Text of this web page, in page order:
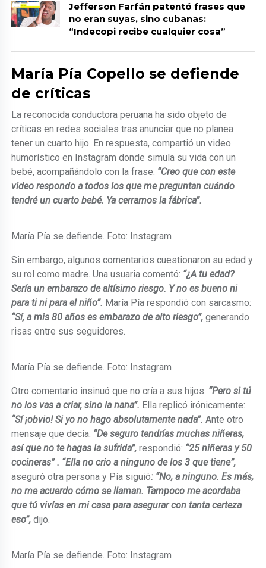
Jefferson Farfán patentó frases que
no eran suyas, sino cubanas:
“Indecopi recibe cualquier cosa”
María Pía Copello se defiende
de críticas
La reconocida conductora peruana ha sido objeto de
críticas en redes sociales tras anunciar que no planea
tener un cuarto hijo. En respuesta, compartió un video
humorístico en Instagram donde simula su vida con un
bebé, acompañándolo con la frase: “Creo que con este
video respondo a todos los que me preguntan cuándo
tendré un cuarto bebé. Ya cerramos la fábrica”.
María Pía se defiende. Foto: Instagram
Sin embargo, algunos comentarios cuestionaron su edad y
su rol como madre. Una usuaria comentó: “¿A tu edad?
Sería un embarazo de altísimo riesgo. Y no es bueno ni
para ti ni para el niño”. María Pía respondió con sarcasmo:
“Sí, a mis 80 años es embarazo de alto riesgo”, generando
risas entre sus seguidores.
María Pía se defiende. Foto: Instagram
Otro comentario insinuó que no cría a sus hijos: “Pero si tú
no los vas a criar, sino la nana”. Ella replicó irónicamente:
“Sí ¡obvio! Si yo no hago absolutamente nada”. Ante otro
mensaje que decía: “De seguro tendrías muchas niñeras,
así que no te hagas la sufrida”,respondió: “25 niñeras y 50
cocineras” . “Ella no crio a ninguno de los 3 que tiene”,
aseguró otra persona y Pía siguió: “No, a ninguno. Es más,
no me acuerdo cómo se llaman. Tampoco me acordaba
que tú vivías en mi casa para asegurar con tanta certeza
eso”, dijo.
María Pía se defiende. Foto: Instagram